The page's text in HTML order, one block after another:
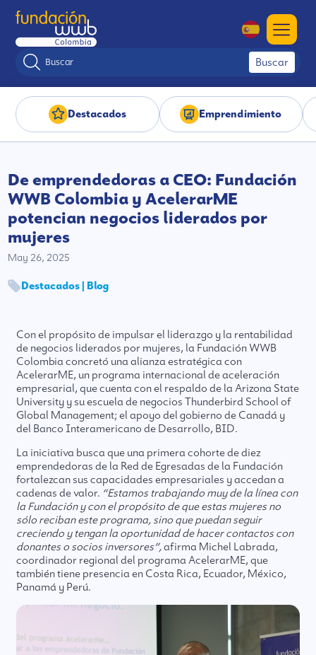
Buscar
Destacados Emprendimiento
De emprendedoras a CEO: Fundación
WWB Colombia y AcelerarME
potencian negocios liderados por
mujeres
May 26, 2025
Destacados | Blog
Con el propósito de impulsar el liderazgo y la rentabilidad
de negocios liderados por mujeres, la Fundación WWB
Colombia concretó una alianza estratégica con
AcelerarME, un programa internacional de aceleración
empresarial, que cuenta con el respaldo de la Arizona State
University y su escuela de negocios Thunderbird School of
Global Management; el apoyo del gobierno de Canadá y
del Banco Interamericano de Desarrollo, BID.
La iniciativa busca que una primera cohorte de diez
emprendedoras de la Red de Egresadas de la Fundación
fortalezcan sus capacidades empresariales y accedan a
cadenas de valor. “Estamos trabajando muy de la línea con
la Fundación y con el propósito de que estas mujeres no
sólo reciban este programa, sino que puedan seguir
creciendo y tengan la oportunidad de hacer contactos con
donantes o socios inversores”,afirma Michel Labrada,
coordinador regional del programa AcelerarME, que
también tiene presencia en Costa Rica, Ecuador, México,
Panamá y Perú.